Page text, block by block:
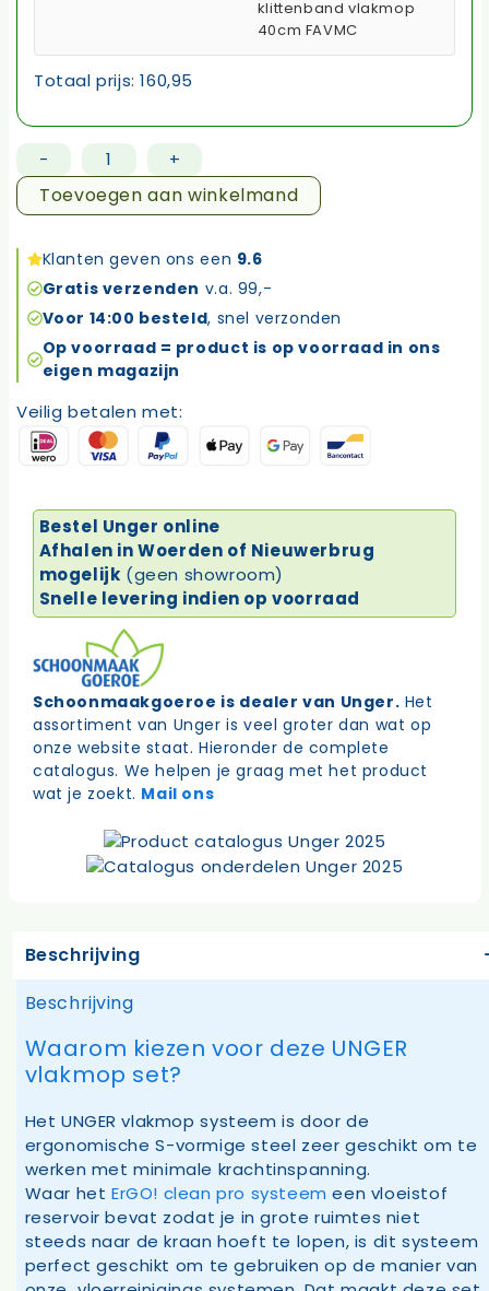
klittenband vlakmop
40cm FAVMC
Totaal prijs:160,95
-
vlakmop
set
s-
vormige
steel
aantal
+
Toevoegen aan winkelmand
Klanten geven ons een 9.6
Gratis verzenden v.a. 99,-
Voor 14:00 besteld, snel verzonden
Op voorraad = product is op voorraad in ons
eigen magazijn
Veilig betalen met:
Bestel Unger online
Afhalen in Woerden of Nieuwerbrug
mogelijk (geen showroom)
Snelle levering indien op voorraad
Schoonmaakgoeroe is dealer van Unger. Het
assortiment van Unger is veel groter dan wat op
onze website staat. Hieronder de complete
catalogus. We helpen je graag met het product
wat je zoekt. Mail ons
Beschrijving
Beschrijving
Waarom kiezen voor deze UNGER
vlakmop set?
Het UNGER vlakmop systeem is door de
ergonomische S-vormige steel zeer geschikt om te
werken met minimale krachtinspanning.
Waar het ErGO! clean pro systeem een vloeistof
reservoir bevat zodat je in grote ruimtes niet
steeds naar de kraan hoeft te lopen, is dit systeem
perfect geschikt om te gebruiken op de manier van